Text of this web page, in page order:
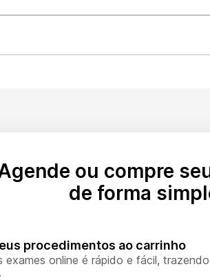
ou compre
de forma
procedimentos ao carrinho
exames online é rápido e fácil,